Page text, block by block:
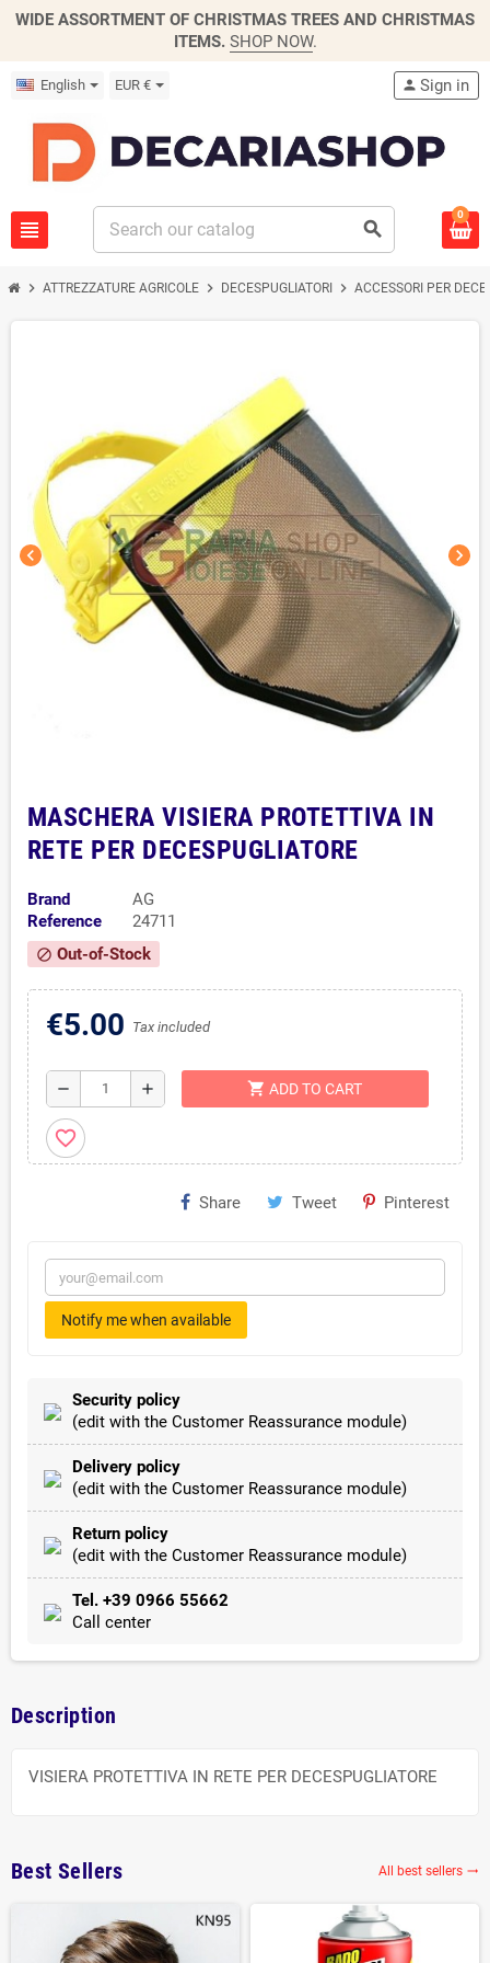
WIDE ASSORTMENT OF CHRISTMAS TREES AND CHRISTMAS
ITEMS. SHOP NOW.
English EUR €
view_headline search
person Sign in
0
chevron_right ATTREZZATURE AGRICOLE chevron_right DECESPUGLIATORI chevron_right ACCESSORI PER
chevron_left chevron_right
MASCHERA VISIERA PROTETTIVA IN
RETE PER DECESPUGLIATORE
Brand
AG
Reference
24711
block Out-of-Stock
€5.00 Tax included
remove add shopping_cart ADD TO CART
favorite_border
Share Tweet Pinterest
Notify me when available
Security policy
(edit with the Customer Reassurance module)
Delivery policy
(edit with the Customer Reassurance module)
Return policy
(edit with the Customer Reassurance module)
Tel. +39 0966 55662
Call center
Description
VISIERA PROTETTIVA IN RETE PER DECESPUGLIATORE
Best Sellers All best sellers 